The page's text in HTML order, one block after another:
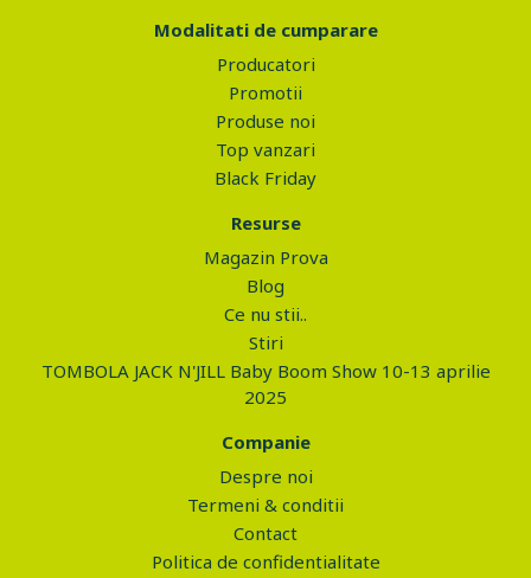
Modalitati de cumparare
Producatori
Promotii
Produse noi
Top vanzari
Black Friday
Resurse
Magazin Prova
Blog
Ce nu stii..
Stiri
TOMBOLA JACK N'JILL Baby Boom Show 10-13 aprilie
2025
Companie
Despre noi
Termeni & conditii
Contact
Politica de confidentialitate